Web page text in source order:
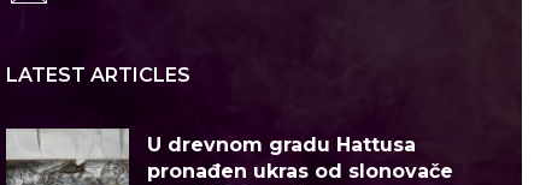
LATEST ARTICLES
U drevnom gradu Hattusa
pronađen ukras od slonovače